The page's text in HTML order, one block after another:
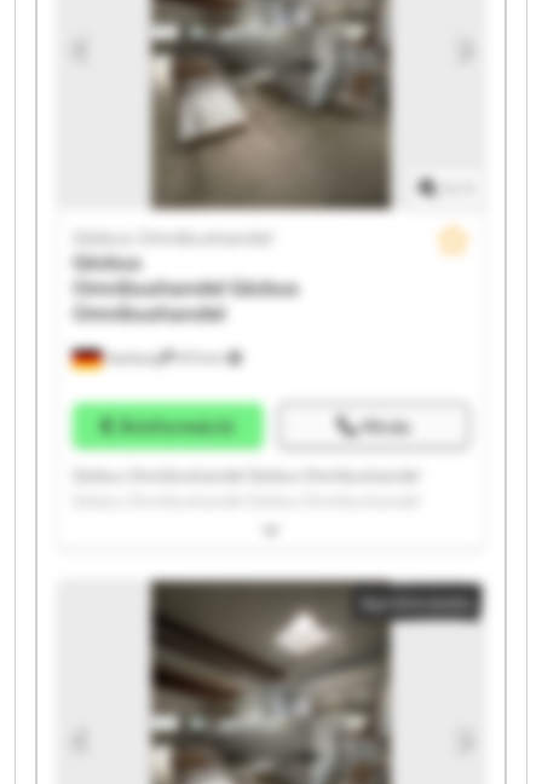
Globus Omnibushandel Globus Omnibushandel
Hamburg
Globus Omnibushandel
Globus
OmnibushandelGlobus
Omnibushandel
Árinformáció Hívás
Globus Omnibushandel Globus Omnibushandel
Globus Omnibushandel Globus Omnibushandel
Globus Omnibushandel Globus Omnibushandel
Globus Omnibushandel Globus Omnibushandel
Globus Omnibushandel Globus Omnibushandel
Globus Omnibushandel Globus Omnibushandel
Globus Omnibushandel Globus Omnibushandel
Apróhirdetés